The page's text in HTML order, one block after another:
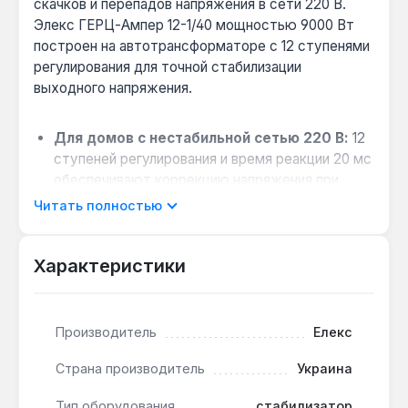
скачков и перепадов напряжения в сети 220 В.
Элекс ГЕРЦ-Ампер 12-1/40 мощностью 9000 Вт
построен на автотрансформаторе с 12 ступенями
регулирования для точной стабилизации
выходного напряжения.
Для домов с нестабильной сетью 220 В: 12
ступеней регулирования и время реакции 20 мс
обеспечивают коррекцию напряжения при
резких скачках, защищая котлы отопления и
стабилизатора:если требуется бесшумная
подходит для спален и детских комнат.
техникой:RMS-измерение входного
Читать полностью
Характеристики
Производитель Елекс
Страна производитель Украина